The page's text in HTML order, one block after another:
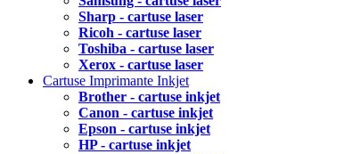
Sharp - cartuse laser
Ricoh - cartuse laser
Toshiba - cartuse laser
Xerox - cartuse laser
Cartuse Imprimante Inkjet
Brother - cartuse inkjet
Canon - cartuse inkjet
Epson - cartuse inkjet
HP - cartuse inkjet